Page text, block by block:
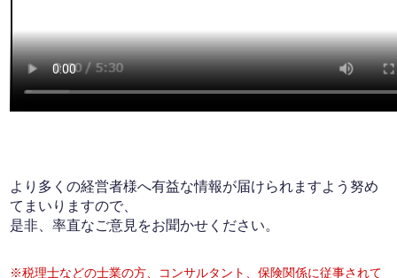
より多くの経営者様へ有益な情報が届けられますよう努め
てまいりますので、
是非、率直なご意見をお聞かせください。
※税理士などの士業の方、コンサルタント、保険関係に従事されて